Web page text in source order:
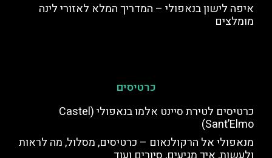
איפה לישון בנאפולי – המדריך המלא לאזורי לינה
מומלצים
כרטיסים
כרטיסים לטירת סיינט אלמו בנאפולי (Castel
Sant’Elmo)
מנאפולי אל הרקולנאום – כרטיסים, מסלול, מה לראות